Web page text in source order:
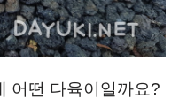
어떤 다육이일까요?